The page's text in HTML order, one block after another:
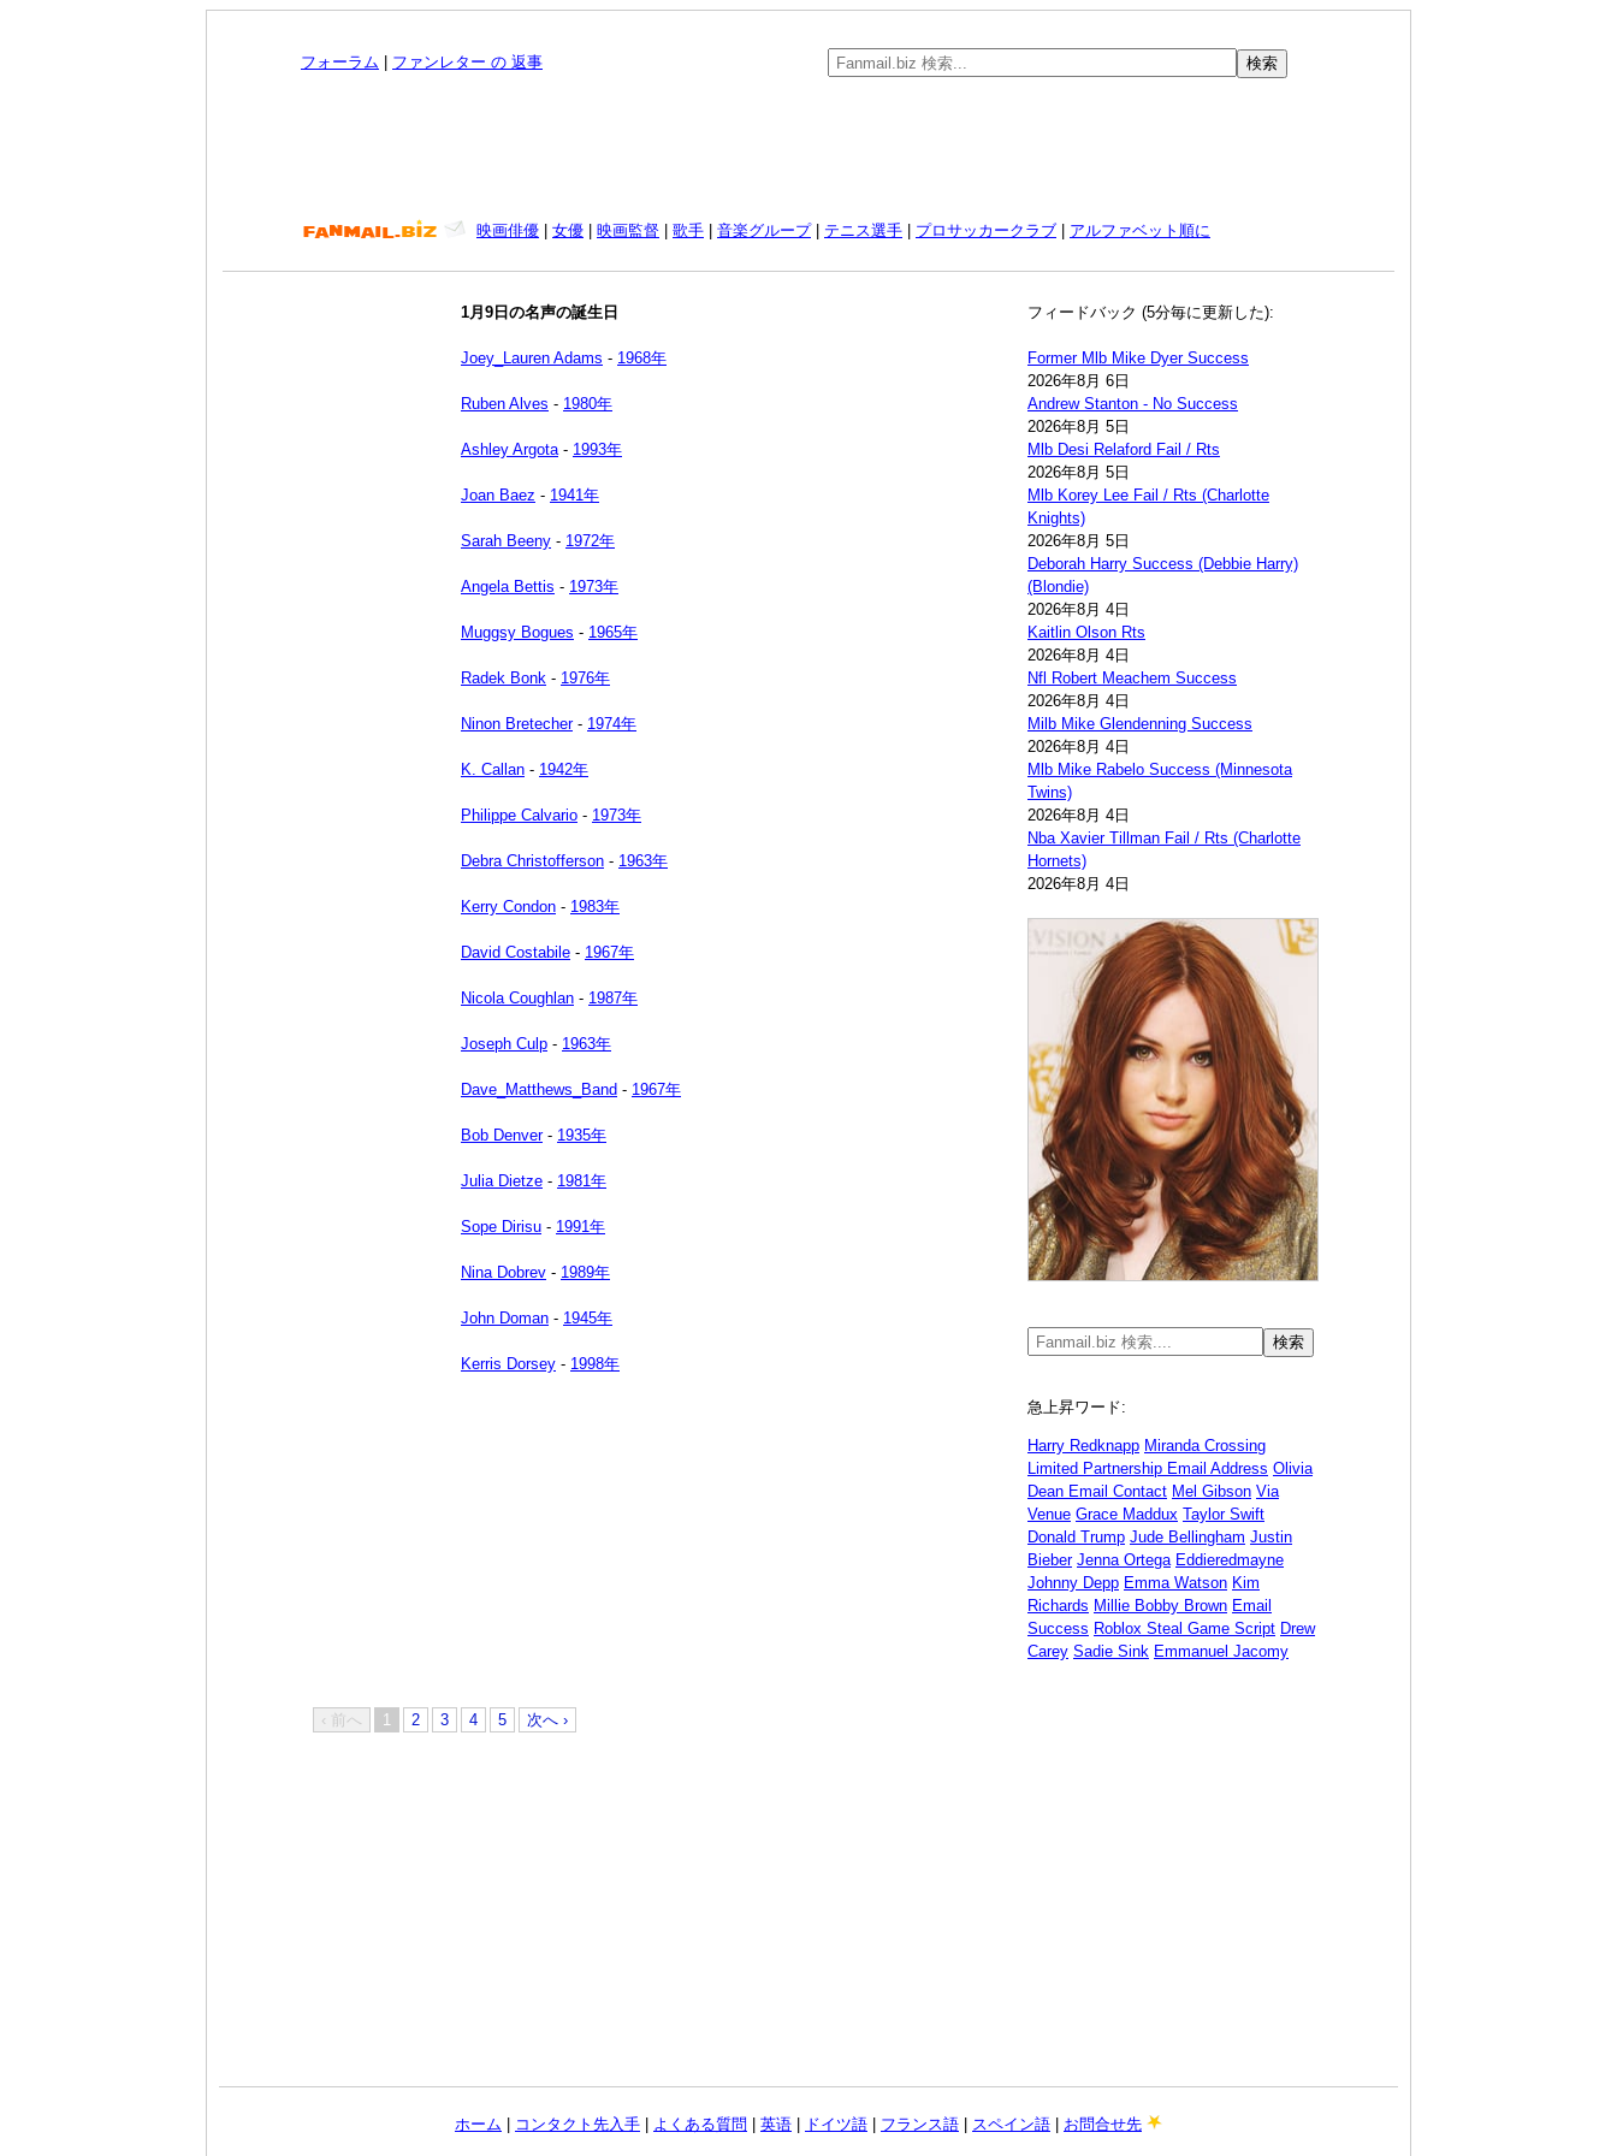
フォーラム ファンレター の 返事
映画俳優 女優 映画監督 歌手 音楽グループ| テニス選手 プロサッカークラブ アルファベット順に
1月9日の名声の誕生日
Joey_Lauren Adams - 1968年
Ruben Alves - 1980年
Ashley Argota- 1993年
Joan Baez - 1941年
Sarah Beeny - 1972年
Angela Bettis - 1973年
Muggsy Bogues - 1965年
Radek Bonk - 1976年
Ninon Bretecher- 1974年
K. Callan - 1942年
Philippe Calvario - 1973年
Debra Christofferson - 1963年
Kerry Condon - 1983年
David Costabile - 1967年
Nicola Coughlan - 1987年
Joseph Culp - 1963年
Dave_Matthews_Band - 1967年
Bob Denver- 1935年
Julia Dietze - 1981年
Sope Dirisu - 1991年
Nina Dobrev - 1989年
John Doman - 1945年
Kerris Dorsey - 1998年
フィードバック (5分毎に更新した):
Former Mlb Mike Dyer Success
2026年8月 6日
Andrew Stanton - No Success
2026年8月 5日
Mlb Desi Relaford Fail / Rts
2026年8月 5日
Mlb Korey Lee Fail / Rts (Charlotte
Knights)
2026年8月 5日
Deborah Harry Success (Debbie Harry)
(Blondie)
2026年8月 4日
Kaitlin Olson Rts
2026年8月 4日
Nfl Robert Meachem Success
2026年8月 4日
Milb Mike Glendenning Success
2026年8月 4日
Mlb Mike Rabelo Success (Minnesota
Twins)
2026年8月 4日
Nba Xavier Tillman Fail / Rts (Charlotte
Hornets)
2026年8月 4日
急上昇ワード:
Harry Redknapp Miranda Crossing
Limited Partnership Email Address Olivia
Dean Email Contact Mel Gibson Via
Venue Grace Maddux Taylor Swift
Donald Trump Jude Bellingham Justin
Bieber Jenna Ortega Eddieredmayne
Johnny Depp Emma Watson Kim
Richards Millie Bobby Brown Email
Success Roblox Steal Game Script Drew
Carey Sadie Sink Emmanuel Jacomy
‹ 前へ 1 2 3 4 5 次へ ›
ホーム コンタクト先入手 よくある質問 英语 ドイツ語 フランス語 スペイン語 お問合せ先